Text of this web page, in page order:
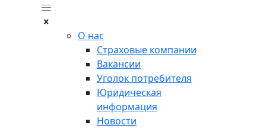
О нас
Страховые компании
Вакансии
Уголок потребителя
Юридическая
информация
Новости